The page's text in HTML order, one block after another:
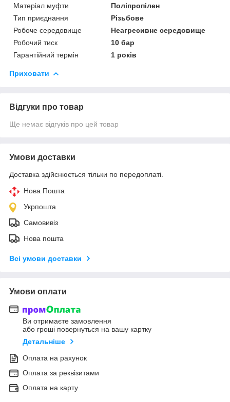
Матеріал муфти
Поліпропілен
Тип приєднання
Різьбове
Робоче середовище
Неагресивне середовище
Робочий тиск
10 бар
Гарантійний термін
1 років
Приховати
Відгуки про товар
Ще немає відгуків про цей товар
Умови доставки
Доставка здійснюється тільки по передоплаті.
Нова Пошта
Укрпошта
Самовивіз
Нова пошта
Всі умови доставки
Умови оплати
Ви отримаєте замовлення
або гроші повернуться на вашу картку
Детальніше
Оплата на рахунок
Оплата за реквізитами
Оплата на карту